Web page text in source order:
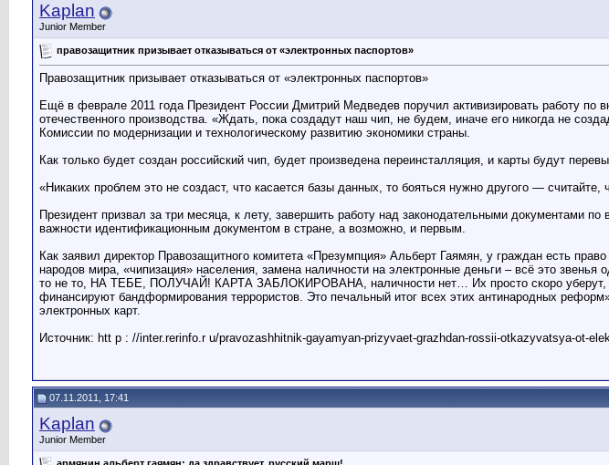
Kaplan
Junior Member
правозащитник призывает отказываться от «электронных паспортов»
Правозащитник призывает отказываться от «электронных паспортов»
Ещё в феврале 2011 года Президент России Дмитрий Медведев поручил активизировать работу по
отечественного производства. «Ждать, пока создадут наш чип, не будем, иначе его никогда не
Комиссии по модернизации и технологическому развитию экономики страны.
Как только будет создан российский чип, будет произведена переинсталляция, и карты будут
«Никаких проблем это не создаст, что касается базы данных, то бояться нужно другого —
Президент призвал за три месяца, к лету, завершить работу над законодательными документами
важности идентификационным документом в стране, а возможно, и первым.
Как заявил директор Правозащитного комитета «Презумпция» Альберт Гаямян, у граждан есть
народов мира, «чипизация» населения, замена наличности на электронные деньги – всё это
то не то, НА ТЕБЕ, ПОЛУЧАЙ! КАРТА ЗАБЛОКИРОВАНА, наличности нет… Их просто скоро уберут,
финансируют бандформирования террористов. Это печальный итог всех этих антинародных
электронных карт.
Источник: htt p : //inter.rerinfo.r u/pravozashhitnik-gayamyan-prizyvaet-grazhdan-rossii-otkazyvatsya-ot-
07.11.2011, 17:41
Kaplan
Junior Member